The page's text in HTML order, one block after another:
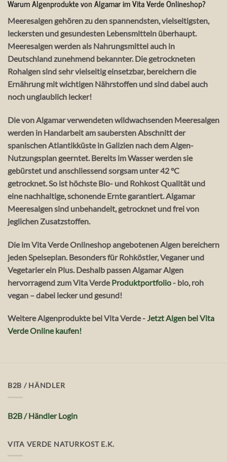
Warum Algenprodukte von Algamar im Vita Verde Onlineshop?
Meeresalgen gehören zu den spannendsten, vielseitigsten,
leckersten und gesundesten Lebensmitteln überhaupt.
Meeresalgen werden als Nahrungsmittel auch in
Deutschland zunehmend bekannter. Die getrockneten
Rohalgen sind sehr vielseitig einsetzbar, bereichern die
Ernährung mit wichtigen Nährstoffen und sind dabei auch
noch unglaublich lecker!
Die von Algamar verwendeten wildwachsenden Meeresalgen
werden in Handarbeit am saubersten Abschnitt der
spanischen Atlantikküste in Galizien nach dem Algen-
Nutzungsplan geerntet. Bereits im Wasser werden sie
gebürstet und anschliessend sorgsam unter 42 °C
getrocknet. So ist höchste Bio- und Rohkost Qualität und
eine nachhaltige, schonende Ernte garantiert. Algamar
Meeresalgen sind unbehandelt, getrocknet und frei von
jeglichen Zusatzstoffen.
Die im Vita Verde Onlineshop angebotenen Algen bereichern
jeden Speiseplan. Besonders für Rohköstler, Veganer und
Vegetarier ein Plus. Deshalb passen Algamar Algen
hervorragend zum Vita VerdeProduktportfolio- bio, roh
vegan – dabei lecker und gesund!
Weitere Algenprodukte bei Vita Verde -Jetzt Algen bei Vita
Verde Online kaufen!
B2B / HÄNDLER
B2B / Händler Login
VITA VERDE NATURKOST E.K.